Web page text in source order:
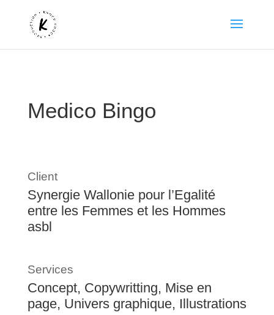
Medico Bingo
Client
Synergie Wallonie pour l’Egalité
entre les Femmes et les Hommes
asbl
Services
Concept, Copywritting, Mise en
page, Univers graphique, Illustrations